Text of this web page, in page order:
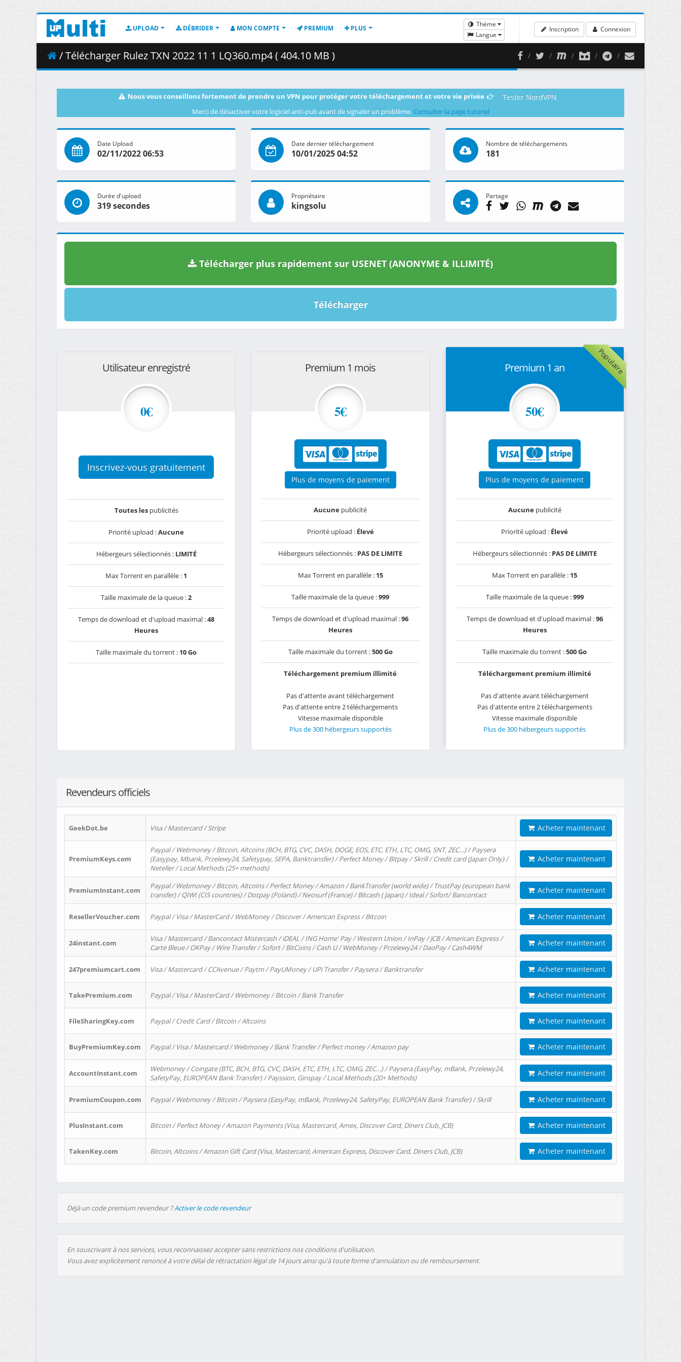
UPLOAD DÉBRIDER MON COMPTE PREMIUM PLUS
Thème
Langue
Inscription Connexion
/ Télécharger Rulez TXN 2022 11 1 LQ360.mp4 ( 404.10 MB )
Nous vous conseillons fortement de prendre un VPN pour protéger votre téléchargement et votre vie privée Tester NordVPN
Merci de désactiver votre logiciel anti-pub avant de signaler un problème. Consulter la page tutoriel
Date Upload
02/11/2022 06:53
Date dernier téléchargement
10/01/2025 04:52
Nombre de téléchargements
181
Durée d'upload
319 secondes
Propriétaire
kingsolu
Partage
Télécharger plus rapidement sur USENET (ANONYME & ILLIMITÉ)
Télécharger
Utilisateur enregistré
0€
Inscrivez-vous gratuitement
Toutes lespublicités
Priorité upload :Aucune
Hébergeurs sélectionnés : LIMITÉ
Max Torrent en parallèle : 1
Taille maximale de la queue :2
Temps de download et d'upload maximal :48
Heures
Taille maximale du torrent : 10 Go
Premium 1 mois
5€
Plus de moyens de paiement
Aucune publicité
Priorité upload : Élevé
Hébergeurs sélectionnés : PAS DE LIMITE
Max Torrent en parallèle : 15
Taille maximale de la queue :999
Temps de download et d'upload maximal :96
Heures
Taille maximale du torrent :500 Go
Téléchargement premium illimité
Pas d'attente avant téléchargement
Pas d'attente entre 2 téléchargements
Vitesse maximale disponible
Plus de 300 hébergeurs supportés
Populaire
Premium 1 an
50€
Plus de moyens de paiement
Aucunepublicité
Priorité upload : Élevé
Hébergeurs sélectionnés : PAS DE LIMITE
Max Torrent en parallèle : 15
Taille maximale de la queue :999
Temps de download et d'upload maximal :96
Heures
Taille maximale du torrent :500 Go
Téléchargement premium illimité
Pas d'attente avant téléchargement
Pas d'attente entre 2 téléchargements
Vitesse maximale disponible
Plus de 300 hébergeurs supportés
Revendeurs officiels
GeekDot.be Visa / Mastercard / Stripe Acheter maintenant
PremiumKeys.com
Paypal / Webmoney / Bitcoin, Altcoins (BCH, BTG, CVC, DASH, DOGE, EOS, ETC, ETH, LTC, OMG, SNT, ZEC…) / Paysera
(Easypay, Mbank, Przelewy24, Safetypay, SEPA, Banktransfer) / Perfect Money / Bitpay / Skrill / Credit card (Japan Only) /
Neteller / Local Methods (25+ methods)
Acheter maintenant
PremiumInstant.com
Paypal / Webmoney / Bitcoin, Altcoins / Perfect Money / Amazon / BankTransfer (world wide) / TrustPay (european bank
transfer) / QIWI (CIS countries) / Dotpay (Poland) / Neosurf (France) / Bitcash ( Japan) / Ideal / Sofort/ Bancontact
Acheter maintenant
ResellerVoucher.com Paypal / Visa / MasterCard / WebMoney / Discover / American Express / Bitcoin Acheter maintenant
24instant.com
Visa / Mastercard / Bancontact Mistercash / iDEAL / ING Home' Pay / Western Union / InPay / JCB / American Express /
Carte Bleue / OKPay / Wire Transfer / Sofort / BitCoins / Cash U / WebMoney / Przelewy24 / DaoPay / Cash4WM
Acheter maintenant
247premiumcart.com Visa / Mastercard / CCAvenue / Paytm / PayUMoney / UPi Transfer / Paysera / Banktransfer Acheter maintenant
TakePremium.com Paypal / Visa / MasterCard / Webmoney / Bitcoin / Bank Transfer Acheter maintenant
FileSharingKey.com Paypal / Credit Card / Bitcoin / Altcoins Acheter maintenant
BuyPremiumKey.com Paypal / Visa / Mastercard / Webmoney / Bank Transfer / Perfect money / Amazon pay Acheter maintenant
AccountInstant.com
Webmoney / Coingate (BTC, BCH, BTG, CVC, DASH, ETC, ETH, LTC, OMG, ZEC…) / Paysera (EasyPay, mBank, Przelewy24,
SafetyPay, EUROPEAN Bank Transfer) / Payssion, Giropay / Local Methods (20+ Methods)
Acheter maintenant
PremiumCoupon.com Paypal / Webmoney / Bitcoin / Paysera (EasyPay, mBank, Przelewy24, SafetyPay, EUROPEAN Bank Transfer) / Skrill Acheter maintenant
PlusInstant.com Bitcoin / Perfect Money / Amazon Payments (Visa, Mastercard, Amex, Discover Card, Diners Club, JCB) Acheter maintenant
TakenKey.com Bitcoin, Altcoins / Amazon Gift Card (Visa, Mastercard, American Express, Discover Card, Diners Club, JCB) Acheter maintenant
Déjà un code premium revendeur ?Activer le code revendeur
En souscrivant à nos services, vous reconnaissez accepter sans restrictions nos conditions d'utilisation.
Vous avez explicitement renoncé à votre délai de rétractation légal de 14 jours ainsi qu'à toute forme d'annulation ou de remboursement.